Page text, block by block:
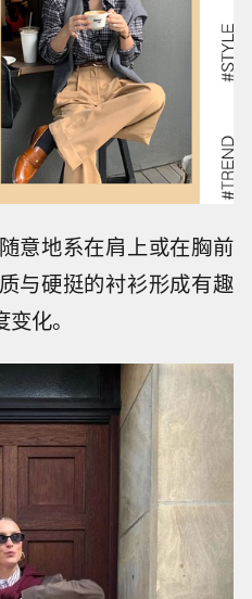
意地系在肩上或在胸前
与硬挺的衬衫形成有趣
化。